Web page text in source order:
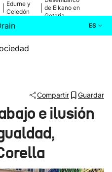
Edurne y
Celedón
de Elkano en
Getaria
ES
Compartir Guardar
e ilusión